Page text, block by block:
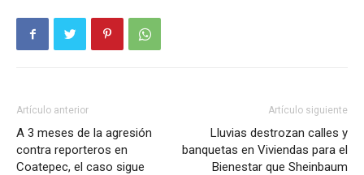
Artículo anterior
A 3 meses de la agresión
contra reporteros en
Coatepec, el caso sigue
Artículo siguiente
Lluvias destrozan calles y
banquetas en Viviendas para el
Bienestar que Sheinbaum